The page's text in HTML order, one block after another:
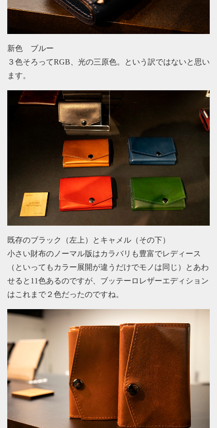
新色 ブルー
３色そろってRGB、光の三原色。という訳ではないと思い
ます。
既存のブラック（左上）とキャメル（その下）
小さい財布のノーマル版はカラバリも豊富でレディース
（といってもカラー展開が違うだけでモノは同じ）とあわ
せると11色あるのですが、ブッテーロレザーエディション
はこれまで２色だったのですね。